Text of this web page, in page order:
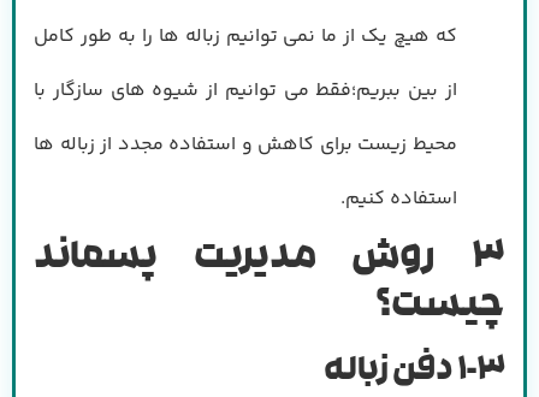
که هیچ یک از ما نمی توانیم زباله ها را به طور کامل
از بین ببریم؛فقط می توانیم از شیوه های سازگار با
محیط زیست برای کاهش و استفاده مجدد از زباله ها
استفاده کنیم.
3
روش مدیریت پسماند
چیست؟
1-3دفن زباله